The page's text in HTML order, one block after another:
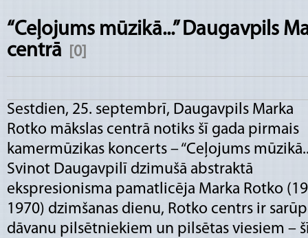
“Ceļojums mūzikā...” Daugavpils
centrā
[0]
Sestdien, 25. septembrī, Daugavpils Marka
Rotko mākslas centrā notiks šī gada pirmais
kamermūzikas koncerts – “Ceļojums
Svinot Daugavpilī dzimušā abstraktā
ekspresionisma pamatlicēja Marka Rotko
1970) dzimšanas dienu, Rotko centrs ir
dāvanu pilsētniekiem un pilsētas viesiem –